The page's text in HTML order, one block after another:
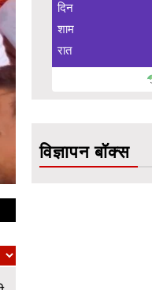
दिन
शाम
रात
विज्ञापन बॉक्स